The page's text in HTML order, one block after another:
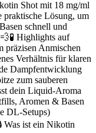
Shot mit 18 mg/ml
praktische Lösung, um
schnell und
Highlights auf
Anmischen
Verhältnis für klaren
Dampfentwicklung
zum sauberen
dein Liquid-Aroma
Aromen & Basen
DL-Setups)
Was ist ein Nikotin